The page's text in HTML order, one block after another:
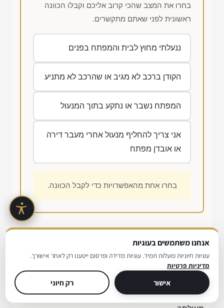
בחרו את המצב שהכי קרוב אליכם וקבלו הכוונה
ראשונית לפני שאתם מתקשרים.
ננעלתי מחוץ לבית והמפתח בפנים
הקודן ברכב לא מגיב או שהרכב לא מתניע
המפתח נשבר או נתקע בתוך המנעול
אני צריך להחליף מנעול אחרי מעבר דירה
או אובדן מפתח
בחרו אחת מהאפשרויות כדי לקבל הכוונה.
רגע לפני שמתקשרים
בסרטון הקצר הבא אפשר לראות איך נראית עבודת
מנעולן על מפתח ועל מנגנון רכב מקרוב. זה נותן מושג
טוב על ההבדל בין עבודה מדויקת לבין ניסיון פתיחה
אנחנו משתמשים בעוגיות
עוגיות חיוניות פועלות תמיד. עוגיות מדידה ופרסום ייטענו רק לאחר אישורך.
מדיניות פרטיות
אישור רק חיוני